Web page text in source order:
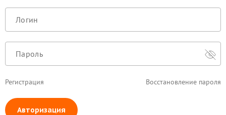
Регистрация Восстановление пароля
Авторизация